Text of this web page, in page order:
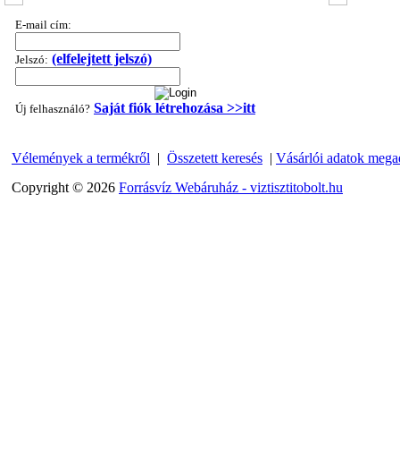
---------
"T" elosztó-idom 1/4"x3/8"x1/4", Quick
E-mail cím:
Jelszó: (elfelejtett jelszó)
Új felhasználó? Saját fiók létrehozása >>itt
Vélemények a termékről | Összetett keresés | Vásárlói adatok
Copyright © 2026 Forrásvíz Webáruház - viztisztitobolt.hu